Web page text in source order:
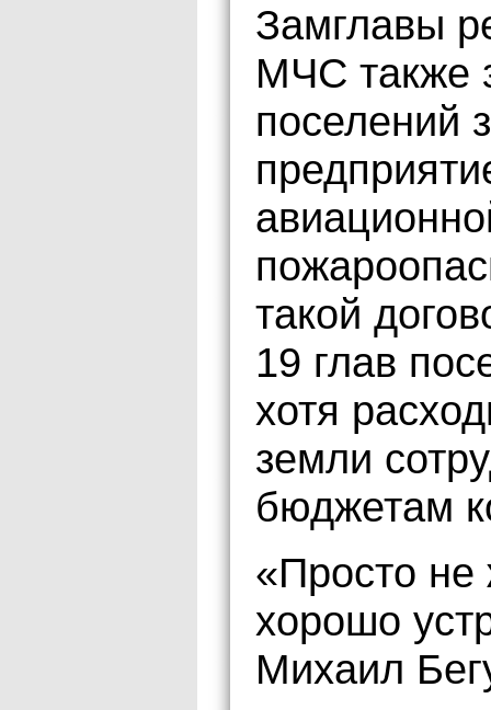
Замглавы
МЧС также
поселений
такой
19 глав
хотя
земли
бюджетам
«Просто не
хорошо
Михаил